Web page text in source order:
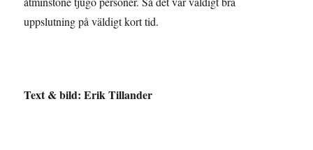
uppslutning på väldigt kort tid.
Text & bild: Erik Tillander